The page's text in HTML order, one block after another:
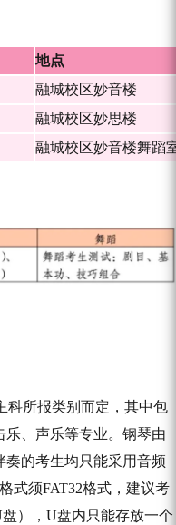
地点
融城校区妙音楼
融城校区妙思楼
融城校区妙音楼舞蹈
科所报类别而定，其中包
、声乐等专业。钢琴由
的考生均只能采用音频
式须FAT32格式，建议考
），U盘内只能存放一个